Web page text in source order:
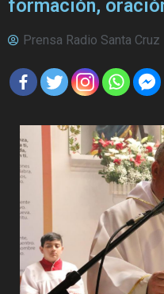
formación,
Prensa Radio Santa Cruz